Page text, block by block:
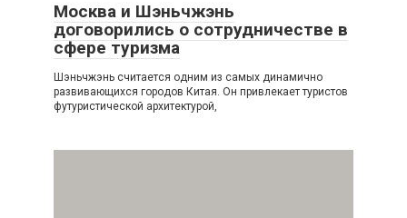
Москва и Шэньчжэнь
договорились о сотрудничестве в
сфере туризма
Шэньчжэнь считается одним из самых динамично
развивающихся городов Китая. Он привлекает туристов
футуристической архитектурой,